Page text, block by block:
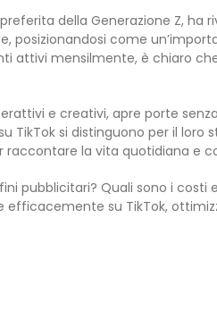
della Generazione Z, ha
posizionandosi come
attivi mensilmente, è chiaro
e creativi, apre porte
TikTok si distinguono per il
la vita quotidiana e
pubblicitari? Quali sono i
efficacemente su TikTok,